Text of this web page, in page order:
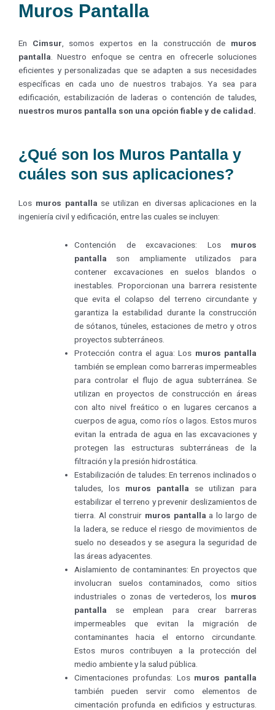
Muros Pantalla
En Cimsur , somos expertos en la construcción de muros
pantalla . Nuestro enfoque se centra en ofrecerle soluciones
eficientes y personalizadas que se adapten a sus necesidades
específicas en cada uno de nuestros trabajos. Ya sea para
edificación, estabilización de laderas o contención de taludes,
nuestros muros pantalla son una opción fiable y de calidad.
¿Qué son los Muros Pantalla y
cuáles son sus aplicaciones?
Los muros pantalla se utilizan en diversas aplicaciones en la
ingeniería civil y edificación, entre las cuales se incluyen:
Contención de excavaciones: Los muros
pantalla son ampliamente utilizados para
contener excavaciones en suelos blandos o
inestables. Proporcionan una barrera resistente
que evita el colapso del terreno circundante y
garantiza la estabilidad durante la construcción
de sótanos, túneles, estaciones de metro y otros
proyectos subterráneos.
Protección contra el agua: Los muros pantalla
también se emplean como barreras impermeables
para controlar el flujo de agua subterránea. Se
utilizan en proyectos de construcción en áreas
con alto nivel freático o en lugares cercanos a
cuerpos de agua, como ríos o lagos. Estos muros
evitan la entrada de agua en las excavaciones y
protegen las estructuras subterráneas de la
filtración y la presión hidrostática.
Estabilización de taludes: En terrenos inclinados o
taludes, los muros pantalla se utilizan para
estabilizar el terreno y prevenir deslizamientos de
tierra. Al construir muros pantalla a lo largo de
la ladera, se reduce el riesgo de movimientos de
suelo no deseados y se asegura la seguridad de
las áreas adyacentes.
Aislamiento de contaminantes: En proyectos que
involucran suelos contaminados, como sitios
industriales o zonas de vertederos, los muros
pantalla se emplean para crear barreras
impermeables que evitan la migración de
contaminantes hacia el entorno circundante.
Estos muros contribuyen a la protección del
medio ambiente y la salud pública.
Cimentaciones profundas: Los muros pantalla
también pueden servir como elementos de
cimentación profunda en edificios y estructuras.